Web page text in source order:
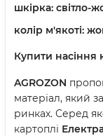
шкірка: світло-
колір м'якоті:
Купити насіння
AGROZON
матеріал, який
ринках. Серед
картоплі